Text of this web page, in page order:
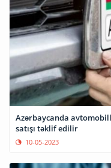
Azərbaycanda
satışı təklif edilir
10-05-2023